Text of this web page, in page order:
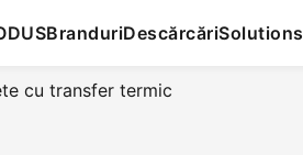
BranduriDescărcăriSolutions
cu transfer termic